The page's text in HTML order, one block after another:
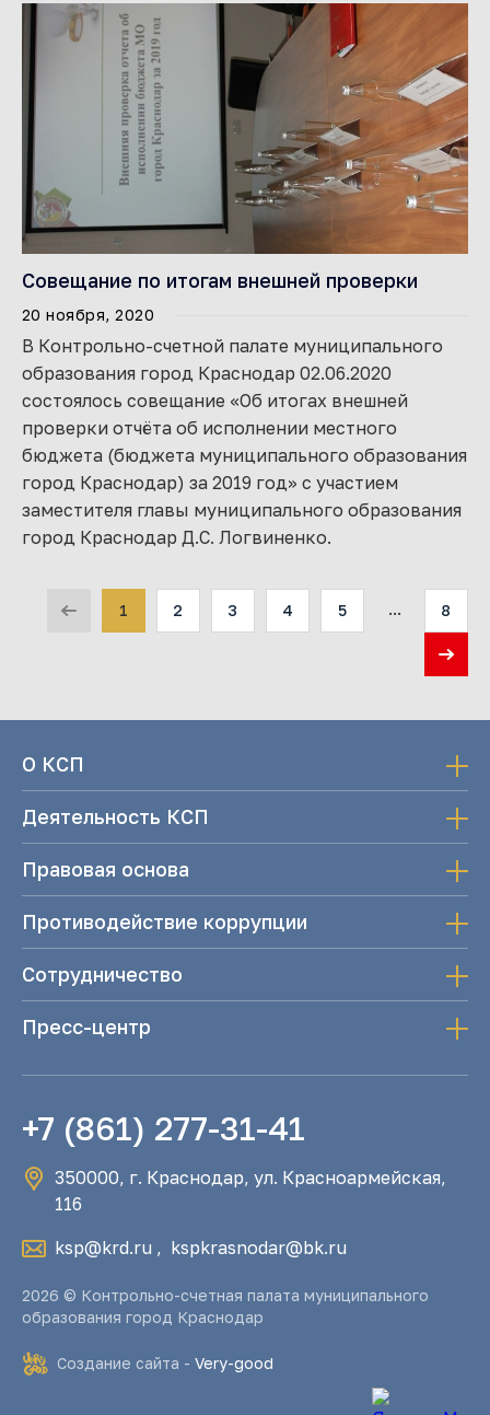
Совещание по итогам внешней проверки
20 ноября, 2020
В Контрольно-счетной палате муниципального
образования город Краснодар 02.06.2020
состоялось совещание «Об итогах внешней
проверки отчёта об исполнении местного
бюджета (бюджета муниципального образования
город Краснодар) за 2019 год» с участием
заместителя главы муниципального образования
город Краснодар Д.С. Логвиненко.
1 2 3 4 5 ... 8
О КСП
Деятельность КСП
Правовая основа
Противодействие коррупции
Сотрудничество
Пресс-центр
+7 (861) 277-31-41
350000, г. Краснодар, ул. Красноармейская,
116
ksp@krd.ru , kspkrasnodar@bk.ru
2026 © Контрольно-счетная палата муниципального
образования город Краснодар
Создание сайта - Very-good